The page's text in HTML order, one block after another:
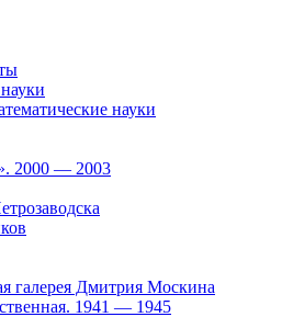
науки
2000 — 2003
галерея Дмитрия Москина
1941 — 1945